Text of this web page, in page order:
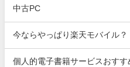
中古PC
今ならやっぱり楽天モバイル？
個人的電子書籍サービスおす